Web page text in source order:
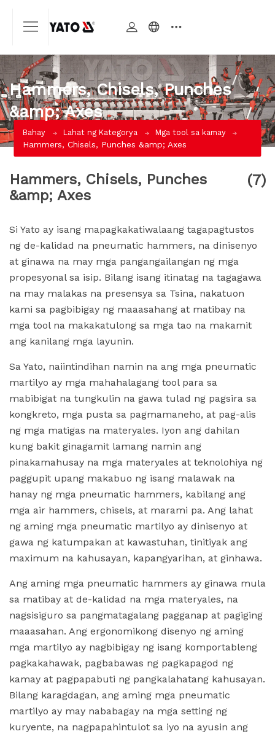
Hammers, Chisels, Punches
&amp; Axes
Bahay Lahat ng Kategorya Mga tool sa kamay
Hammers, Chisels, Punches &amp; Axes
Hammers, Chisels, Punches
&amp; Axes
(7)
Si Yato ay isang mapagkakatiwalaang tagapagtustos
ng de-kalidad na pneumatic hammers, na dinisenyo
at ginawa na may mga pangangailangan ng mga
propesyonal sa isip. Bilang isang itinatag na tagagawa
na may malakas na presensya sa Tsina, nakatuon
kami sa pagbibigay ng maaasahang at matibay na
mga tool na makakatulong sa mga tao na makamit
ang kanilang mga layunin.
Sa Yato, naiintindihan namin na ang mga pneumatic
martilyo ay mga mahahalagang tool para sa
mabibigat na tungkulin na gawa tulad ng pagsira sa
kongkreto, mga pusta sa pagmamaneho, at pag-alis
ng mga matigas na materyales. Iyon ang dahilan
kung bakit ginagamit lamang namin ang
pinakamahusay na mga materyales at teknolohiya ng
paggupit upang makabuo ng isang malawak na
hanay ng mga pneumatic hammers, kabilang ang
mga air hammers, chisels, at marami pa. Ang lahat
ng aming mga pneumatic martilyo ay dinisenyo at
gawa ng katumpakan at kawastuhan, tinitiyak ang
maximum na kahusayan, kapangyarihan, at ginhawa.
Ang aming mga pneumatic hammers ay ginawa mula
sa matibay at de-kalidad na mga materyales, na
nagsisiguro sa pangmatagalang pagganap at pagiging
maaasahan. Ang ergonomikong disenyo ng aming
mga martilyo ay nagbibigay ng isang komportableng
pagkakahawak, pagbabawas ng pagkapagod ng
kamay at pagpapabuti ng pangkalahatang kahusayan.
Bilang karagdagan, ang aming mga pneumatic
martilyo ay may nababagay na mga setting ng
kuryente, na nagpapahintulot sa iyo na ayusin ang